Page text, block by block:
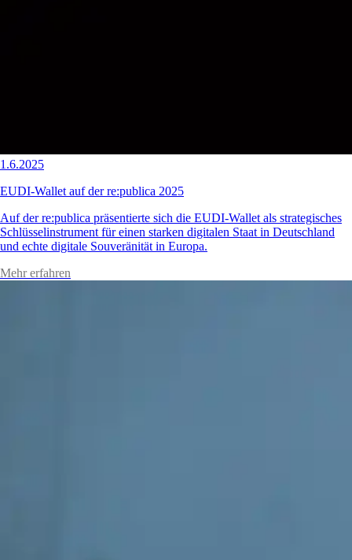
1.6.2025
EUDI-Wallet auf der re:publica 2025
Auf der re:publica präsentierte sich die EUDI-Wallet als strategisches
Schlüsselinstrument für einen starken digitalen Staat in Deutschland
und echte digitale Souveränität in Europa.
Mehr erfahren